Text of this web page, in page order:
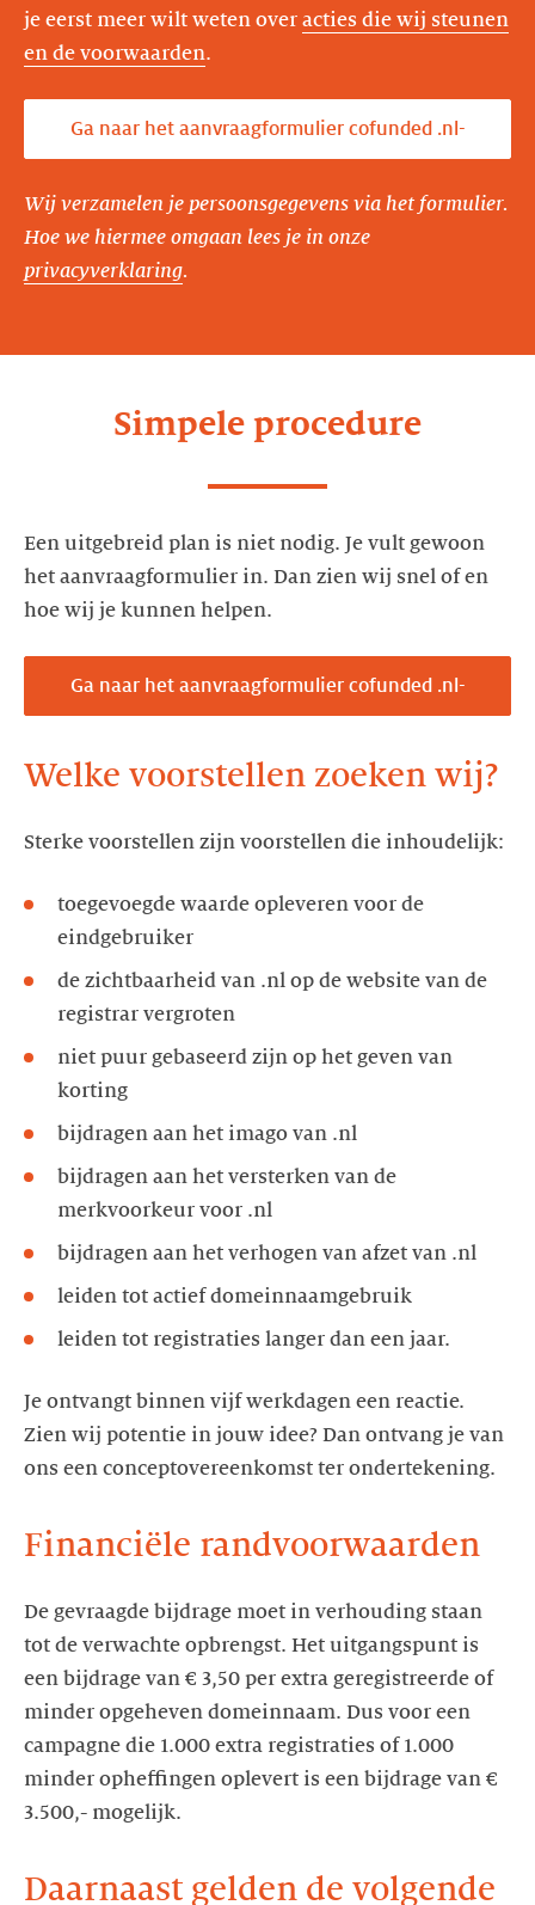
je eerst meer wilt weten over acties die wij steunen
en de voorwaarden
Ga naar het aanvraagformulier cofunded .nl-
Wij verzamelen je persoonsgegevens via het formulier.
Hoe we hiermee omgaan lees je in onze
privacyverklaring.
Simpele procedure
Een uitgebreid plan is niet nodig. Je vult gewoon
het aanvraagformulier in. Dan zien wij snel of en
Ga naar het aanvraagformulier cofunded .nl-
Welke voorstellen zoeken wij?
Sterke voorstellen zijn voorstellen die inhoudelijk:
toegevoegde waarde opleveren voor de
eindgebruiker
de zichtbaarheid van .nl op de website van de
registrar vergroten
niet puur gebaseerd zijn op het geven van
korting
bijdragen aan het imago van .nl
bijdragen aan het versterken van de
merkvoorkeur voor .nl
bijdragen aan het verhogen van afzet van .nl
leiden tot actief domeinnaamgebruik
leiden tot registraties langer dan een jaar.
Je ontvangt binnen vijf werkdagen een reactie.
Zien wij potentie in jouw idee? Dan ontvang je van
ons een conceptovereenkomst ter ondertekening.
Financiële randvoorwaarden
De gevraagde bijdrage moet in verhouding staan
tot de verwachte opbrengst. Het uitgangspunt is
een bijdrage van € 3,50 per extra geregistreerde of
minder opgeheven domeinnaam. Dus voor een
campagne die 1.000 extra registraties of 1.000
minder opheffingen oplevert is een bijdrage van €
3.500,- mogelijk.
Daarnaast gelden de volgende